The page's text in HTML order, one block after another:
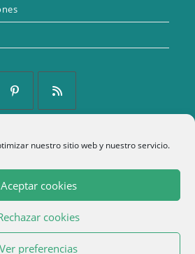
nuestro sitio web y nuestro servicio.
Aceptar cookies
cookies
Ver preferencias
nueva
Se
en
una
nueva
pestaña